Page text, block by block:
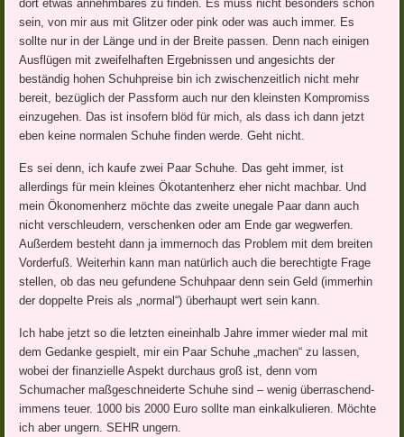
dort etwas annehmbares zu finden. Es muss nicht besonders schön
sein, von mir aus mit Glitzer oder pink oder was auch immer. Es
sollte nur in der Länge und in der Breite passen. Denn nach einigen
Ausflügen mit zweifelhaften Ergebnissen und angesichts der
beständig hohen Schuhpreise bin ich zwischenzeitlich nicht mehr
bereit, bezüglich der Passform auch nur den kleinsten Kompromiss
einzugehen. Das ist insofern blöd für mich, als dass ich dann jetzt
eben keine normalen Schuhe finden werde. Geht nicht.
Es sei denn, ich kaufe zwei Paar Schuhe. Das geht immer, ist
allerdings für mein kleines Ökotantenherz eher nicht machbar. Und
mein Ökonomenherz möchte das zweite unegale Paar dann auch
nicht verschleudern, verschenken oder am Ende gar wegwerfen.
Außerdem besteht dann ja immernoch das Problem mit dem breiten
Vorderfuß. Weiterhin kann man natürlich auch die berechtigte Frage
stellen, ob das neu gefundene Schuhpaar denn sein Geld (immerhin
der doppelte Preis als „normal“) überhaupt wert sein kann.
Ich habe jetzt so die letzten eineinhalb Jahre immer wieder mal mit
dem Gedanke gespielt, mir ein Paar Schuhe „machen“ zu lassen,
wobei der finanzielle Aspekt durchaus groß ist, denn vom
Schumacher maßgeschneiderte Schuhe sind – wenig überraschend-
immens teuer. 1000 bis 2000 Euro sollte man einkalkulieren. Möchte
ich aber ungern. SEHR ungern.